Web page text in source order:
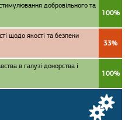
добровільного та
100%
щодо якості та безпеки
33%
в галузі донорства і
100%